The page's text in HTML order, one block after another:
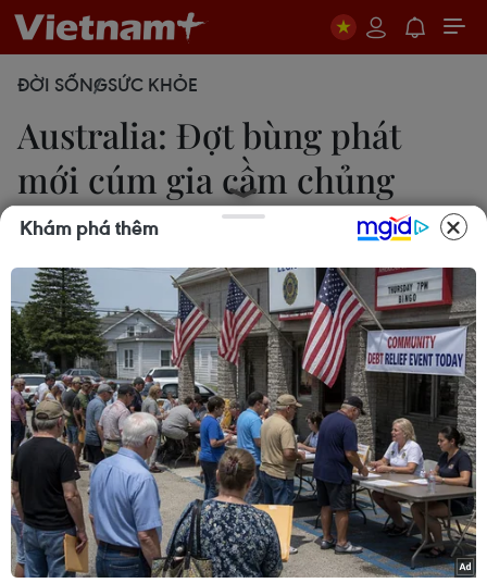
ĐỜI SỐNGSỨC KHỎE
Australia: Đợt bùng phát
mới cúm gia cầm chủng
H7N8
Thanh Tú
11/02/2025 23:06
Chủng H7N8 từ chim hoang dã đã bắt đầu lây lan
tại một trang trại gia cầm bên ngoài thị trấn Euroa
thuộc bang Victoria, mặc dù trang trại đã áp dụng
các biện pháp kiểm soát an toàn sinh học tốt nhất.
Khám phá thêm